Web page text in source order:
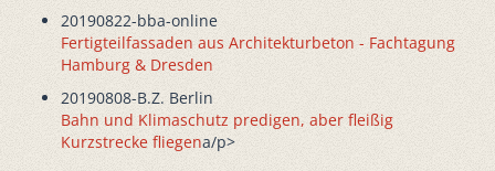
20190822-bba-online
Fertigteilfassaden aus Architekturbeton - Fachtagung
Hamburg & Dresden
20190808-B.Z. Berlin
Bahn und Klimaschutz predigen, aber fleißig
Kurzstrecke fliegena/p>